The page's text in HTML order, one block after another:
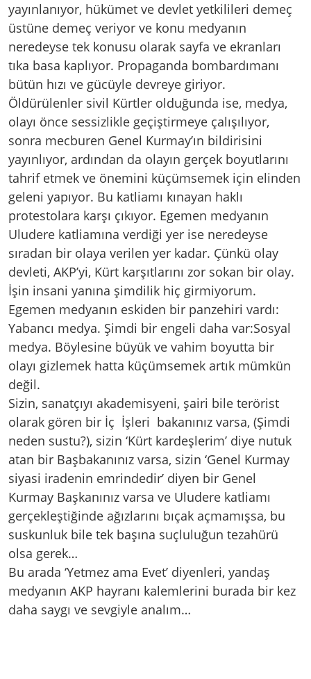
yayınlanıyor, hükümet ve devlet yetkilileri demeç
üstüne demeç veriyor ve konu medyanın
neredeyse tek konusu olarak sayfa ve ekranları
tıka basa kaplıyor. Propaganda bombardımanı
bütün hızı ve gücüyle devreye giriyor.
Öldürülenler sivil Kürtler olduğunda ise, medya,
olayı önce sessizlikle geçiştirmeye çalışılıyor,
sonra mecburen Genel Kurmay’ın bildirisini
yayınlıyor, ardından da olayın gerçek boyutlarını
tahrif etmek ve önemini küçümsemek için elinden
geleni yapıyor. Bu katliamı kınayan haklı
protestolara karşı çıkıyor. Egemen medyanın
Uludere katliamına verdiği yer ise neredeyse
sıradan bir olaya verilen yer kadar. Çünkü olay
devleti, AKP’yi, Kürt karşıtlarını zor sokan bir olay.
İşin insani yanına şimdilik hiç girmiyorum.
Egemen medyanın eskiden bir panzehiri vardı:
Yabancı medya. Şimdi bir engeli daha var:Sosyal
medya. Böylesine büyük ve vahim boyutta bir
olayı gizlemek hatta küçümsemek artık mümkün
değil.
Sizin, sanatçıyı akademisyeni, şairi bile terörist
olarak gören bir İç İşleri bakanınız varsa, (Şimdi
neden sustu?), sizin ‘Kürt kardeşlerim’ diye nutuk
atan bir Başbakanınız varsa, sizin ‘Genel Kurmay
siyasi iradenin emrindedir’ diyen bir Genel
Kurmay Başkanınız varsa ve Uludere katliamı
gerçekleştiğinde ağızlarını bıçak açmamışsa, bu
suskunluk bile tek başına suçluluğun tezahürü
olsa gerek…
Bu arada ‘Yetmez ama Evet’ diyenleri, yandaş
medyanın AKP hayranı kalemlerini burada bir kez
daha saygı ve sevgiyle analım…